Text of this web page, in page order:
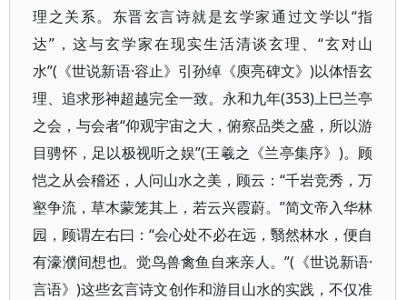
理之关系。东晋玄言诗就是玄学家通过文学以“指
达”，这与玄学家在现实生活清谈玄理、“玄对山
水”(《世说新语·容止》引孙绰《庾亮碑文》)以体悟玄
理、追求形神超越完全一致。永和九年(353)上巳兰亭
之会，与会者“仰观宇宙之大，俯察品类之盛，所以游
目骋怀，足以极视听之娱”(王羲之《兰亭集序》)。顾
恺之从会稽还，人问山水之美，顾云：“千岩竞秀，万
壑争流，草木蒙笼其上，若云兴霞蔚。”简文帝入华林
园，顾谓左右曰：“会心处不必在远，翳然林水，便自
有濠濮间想也。觉鸟兽禽鱼自来亲人。”(《世说新语·
言语》)这些玄言诗文创作和游目山水的实践，不仅准